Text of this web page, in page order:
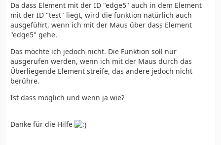
Da dass Element mit der ID "edge5" auch in dem Element
mit der ID "test" liegt, wird die funktion natürlich auch
ausgeführt, wenn ich mit der Maus über dass Element
"edge5" gehe.
Das möchte ich jedoch nicht. Die Funktion soll nur
ausgerufen werden, wenn ich mit der Maus durch das
Überliegende Element streife, das andere jedoch nicht
berühre.
Ist dass möglich und wenn ja wie?
Danke für die Hilfe